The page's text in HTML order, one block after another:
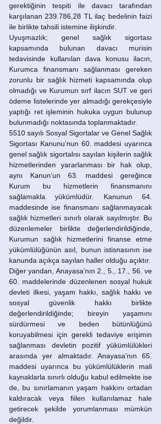
gerektiğinin tespiti ile davacı tarafından
karşılanan 239.786,28 TL ilaç bedelinin faizi
ile birlikte tahsili istemine ilişkindir.
Uyuşmazlık; genel sağlık sigortası
kapsamında bulunan davacı murisin
tedavisinde kullanılan dava konusu ilacın,
Kurumca finansmanı sağlanması gereken
zorunlu bir sağlık hizmeti kapsamında olup
olmadığı ve Kurumun sırf ilacın SUT ve geri
ödeme listelerinde yer almadığı gerekçesiyle
yaptığı ret işleminin hukuka uygun bulunup
bulunmadığı noktasında toplanmaktadır.
5510 sayılı Sosyal Sigortalar ve Genel Sağlık
Sigortası Kanunu’nun 60. maddesi uyarınca
genel sağlık sigortalısı sayılan kişilerin sağlık
hizmetlerinden yararlanması bir hak olup,
aynı Kanun’un 63. maddesi gereğince
Kurum bu hizmetlerin finansmanını
sağlamakla yükümlüdür. Kanunun 64.
maddesinde ise finansmanı sağlanmayacak
sağlık hizmetleri sınırlı olarak sayılmıştır. Bu
düzenlemeler birlikte değerlendirildiğinde,
Kurumun sağlık hizmetlerini finanse etme
yükümlülüğünün asıl, bunun istisnasının ise
kanunda açıkça sayılan haller olduğu açıktır.
Diğer yandan, Anayasa’nın 2., 5., 17., 56. ve
60. maddelerinde düzenlenen sosyal hukuk
devleti ilkesi, yaşam hakkı, sağlık hakkı ve
sosyal güvenlik hakkı birlikte
değerlendirildiğinde; bireyin yaşamını
sürdürmesi ve beden bütünlüğünü
koruyabilmesi için gerekli tedaviye erişimin
sağlanması devletin pozitif yükümlülükleri
arasında yer almaktadır. Anayasa’nın 65.
maddesi uyarınca bu yükümlülüklerin mali
kaynaklarla sınırlı olduğu kabul edilmekte ise
de, bu sınırlamanın yaşam hakkını ortadan
kaldıracak veya fiilen kullanılamaz hale
getirecek şekilde yorumlanması mümkün
değildir.